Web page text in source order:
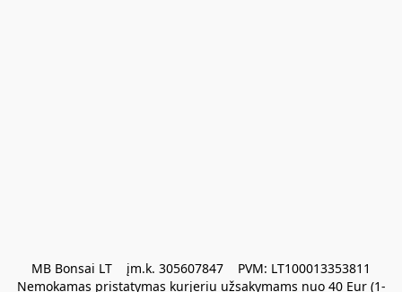
MB Bonsai LT    įm.k. 305607847    PVM: LT100013353811
Nemokamas pristatymas kurjeriu užsakymams nuo 40 Eur (1-